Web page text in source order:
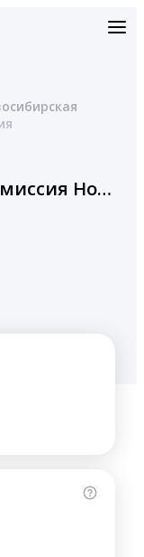
Избирательная комиссия Новосибирской области